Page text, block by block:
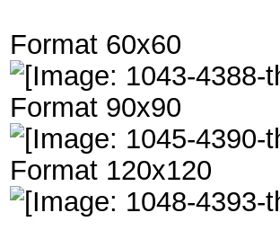
Format 60x60
Format 90x90
Format 120x120